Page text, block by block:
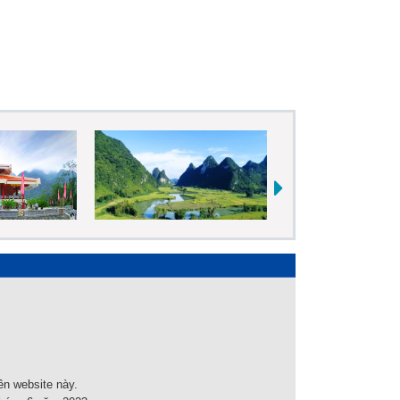
website này.